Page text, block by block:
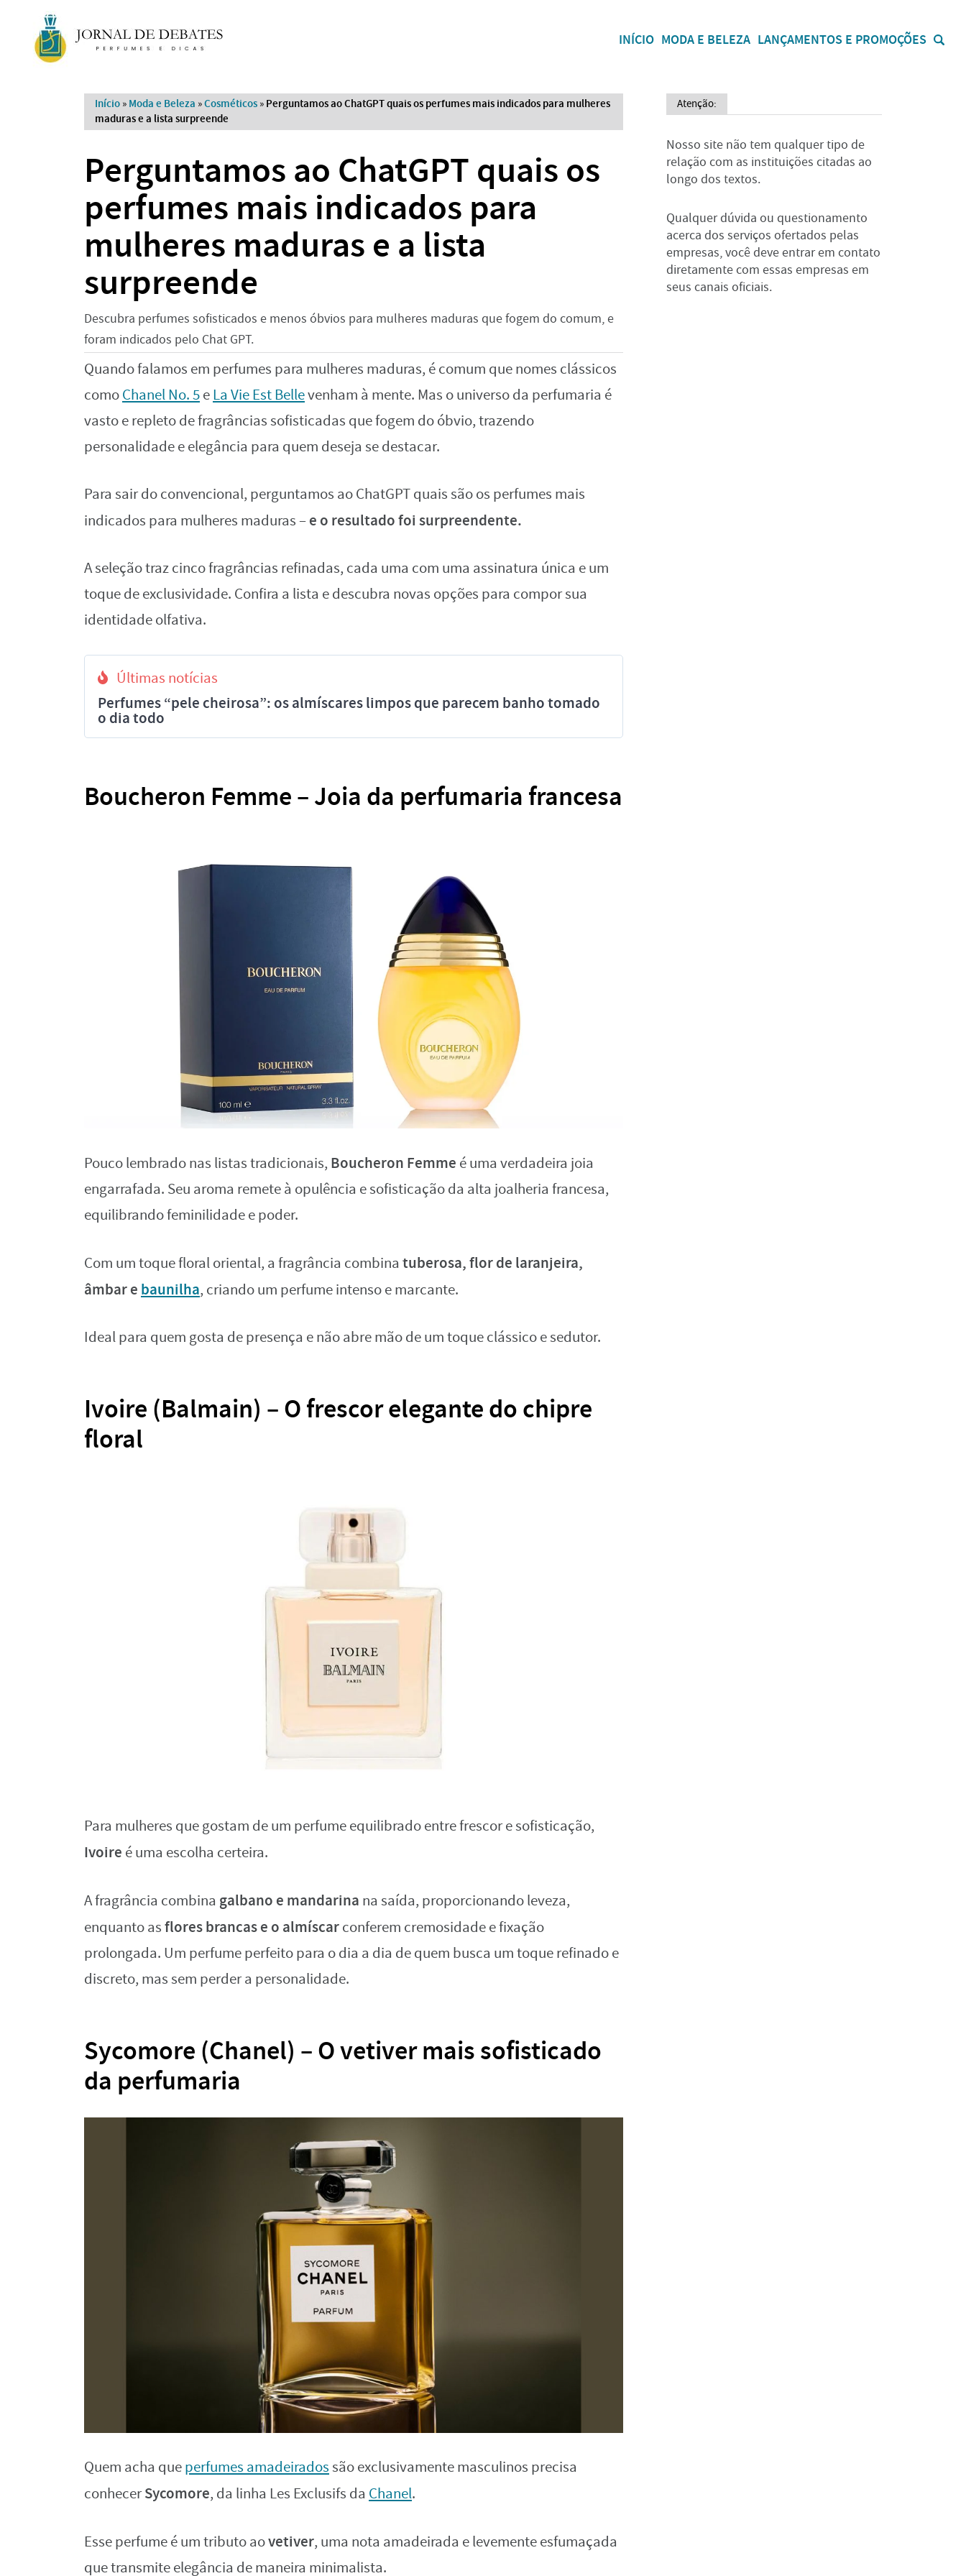
INÍCIO MODA E BELEZA LANÇAMENTOS E PROMOÇÕES
Início » Moda e Beleza »Cosméticos » Perguntamos ao ChatGPT quais os perfumes mais indicados para mulheres
maduras e a lista surpreende
Perguntamos ao ChatGPT quais os
perfumes mais indicados para
mulheres maduras e a lista
surpreende
Descubra perfumes sofisticados e menos óbvios para mulheres maduras que fogem do comum, e
foram indicados pelo Chat GPT.
Quando falamos em perfumes para mulheres maduras, é comum que nomes clássicos
comoChanel No. 5eLa Vie Est Bellevenham à mente. Mas o universo da perfumaria é
vasto e repleto de fragrâncias sofisticadas que fogem do óbvio, trazendo
personalidade e elegância para quem deseja se destacar.
Para sair do convencional, perguntamos ao ChatGPT quais são os perfumes mais
indicados para mulheres maduras –e o resultado foi surpreendente.
A seleção traz cinco fragrâncias refinadas, cada uma com uma assinatura única e um
toque de exclusividade. Confira a lista e descubra novas opções para compor sua
identidade olfativa.
Últimas notícias
Perfumes “pele cheirosa”: os almíscares limpos que parecem banho tomado
o dia todo
Boucheron Femme – Joia da perfumaria francesa
Pouco lembrado nas listas tradicionais, Boucheron Femme é uma verdadeira joia
engarrafada. Seu aroma remete à opulência e sofisticação da alta joalheria francesa,
equilibrando feminilidade e poder.
Com um toque floral oriental, a fragrância combina tuberosa, flor de laranjeira,
âmbar e baunilha, criando um perfume intenso e marcante.
Ideal para quem gosta de presença e não abre mão de um toque clássico e sedutor.
Ivoire (Balmain) – O frescor elegante do chipre
floral
Para mulheres que gostam de um perfume equilibrado entre frescor e sofisticação,
Ivoire é uma escolha certeira.
A fragrância combina galbano e mandarina na saída, proporcionando leveza,
enquanto asflores brancas e o almíscarconferem cremosidade e fixação
prolongada. Um perfume perfeito para o dia a dia de quem busca um toque refinado e
discreto, mas sem perder a personalidade.
Sycomore (Chanel) – O vetiver mais sofisticado
da perfumaria
Quem acha queperfumes amadeiradossão exclusivamente masculinos precisa
conhecerSycomore, da linha Les Exclusifs da Chanel.
Esse perfume é um tributo aovetiver, uma nota amadeirada e levemente esfumaçada
que transmite elegância de maneira minimalista.
Atenção:
Nosso site não tem qualquer tipo de
relação com as instituições citadas ao
longo dos textos.
Qualquer dúvida ou questionamento
acerca dos serviços ofertados pelas
empresas, você deve entrar em contato
diretamente com essas empresas em
seus canais oficiais.